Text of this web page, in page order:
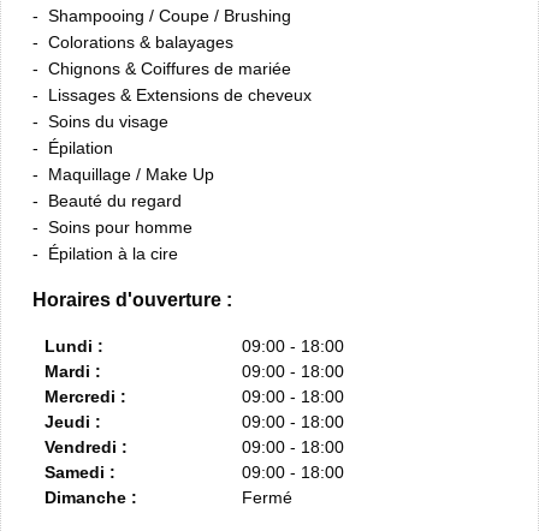
Shampooing / Coupe / Brushing
Colorations & balayages
Chignons & Coiffures de mariée
Lissages & Extensions de cheveux
Soins du visage
Épilation
Maquillage / Make Up
Beauté du regard
Soins pour homme
Épilation à la cire
Horaires d'ouverture :
Lundi :
09:00 - 18:00
Mardi :
09:00 - 18:00
Mercredi :
09:00 - 18:00
Jeudi :
09:00 - 18:00
Vendredi :
09:00 - 18:00
Samedi :
09:00 - 18:00
Dimanche :
Fermé